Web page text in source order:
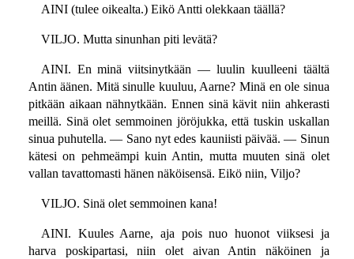
AINI (tulee oikealta.) Eikö Antti olekkaan täällä?
VILJO. Mutta sinunhan piti levätä?
AINI. En minä viitsinytkään — luulin kuulleeni täältä
Antin äänen. Mitä sinulle kuuluu, Aarne? Minä en ole sinua
pitkään aikaan nähnytkään. Ennen sinä kävit niin ahkerasti
meillä. Sinä olet semmoinen jöröjukka, että tuskin uskallan
sinua puhutella. — Sano nyt edes kauniisti päivää. — Sinun
kätesi on pehmeämpi kuin Antin, mutta muuten sinä olet
vallan tavattomasti hänen näköisensä. Eikö niin, Viljo?
VILJO. Sinä olet semmoinen kana!
AINI. Kuules Aarne, aja pois nuo huonot viiksesi ja
harva poskipartasi, niin olet aivan Antin näköinen ja